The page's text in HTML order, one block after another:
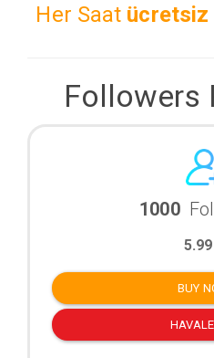
Her Saat ücretsiz
Followers
1000
BUY